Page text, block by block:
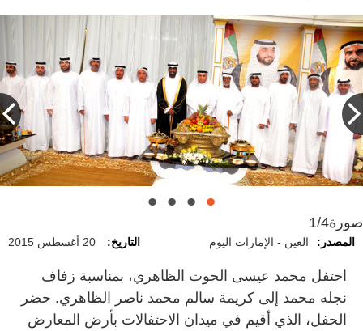
صورة1/4
المصدر: العين - الإمارات اليوم التاريخ: 20 أغسطس 2015
احتفل محمد عيسى الحوت الظاهري، بمناسبة زفاف
نجله محمد إلى كريمة سالم محمد ناصر الظاهري. حضر
الحفل، الذي أقيم في ميدان الاحتفالات بأرض المعارض